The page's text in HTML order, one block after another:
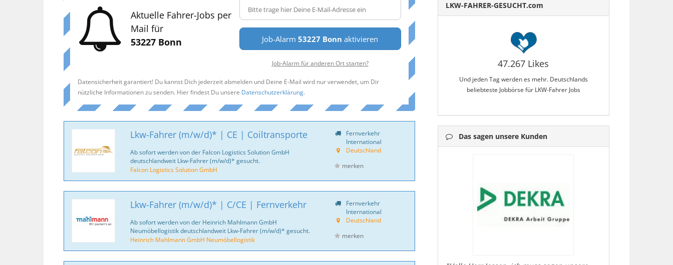
Aktuelle Fahrer-Jobs per
Mail für
53227 Bonn
Job-Alarm53227 Bonn aktivieren
Job-Alarm für anderen Ort starten?
Datensicherheit garantiert! Du kannst Dich jederzeit abmelden und Deine E-Mail wird nur verwendet, um Dir
nützliche Informationen zu senden. Hier findest Du unsere Datenschutzerklärung.
Lkw-Fahrer (m/w/d)* | CE | Coiltransporte
Ab sofort werden von der Falcon Logistics Solution GmbH
deutschlandweit Lkw-Fahrer (m/w/d)* gesucht.
Falcon Logistics Solution GmbH
Fernverkehr
International
Deutschland
merken
Lkw-Fahrer (m/w/d)* | C/CE | Fernverkehr
Ab sofort werden von der Heinrich Mahlmann GmbH
Neumöbellogistik deutschlandweit Lkw-Fahrer (m/w/d)* gesucht.
Heinrich Mahlmann GmbH Neumöbellogistik
Fernverkehr
International
Deutschland
merken
LKW-FAHRER-GESUCHT.com
47.267 Likes
Und jeden Tag werden es mehr. Deutschlands
beliebteste Jobbörse für LKW-Fahrer Jobs
Das sagen unsere Kunden